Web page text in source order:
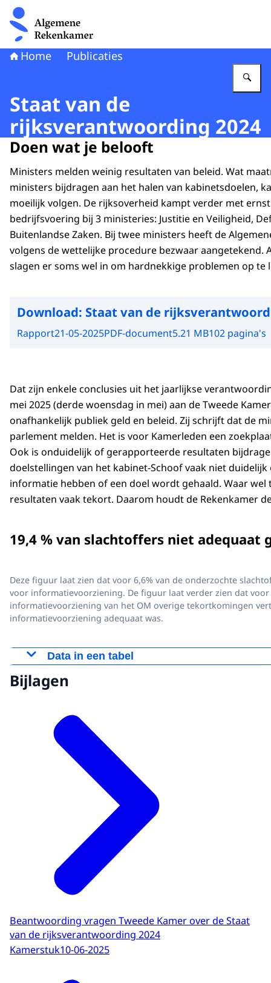
Naar de homepage van Algemene Rekenkamer
Home Publicaties
Staat van de
rijksverantwoording 2024
Doen wat je belooft
Ministers melden weinig resultaten van beleid. Wat
ministers bijdragen aan het halen van kabinetsdoelen,
moeilijk volgen. De rijksoverheid kampt verder met
bedrijfsvoering bij 3 ministeries: Justitie en Veiligheid,
Buitenlandse Zaken. Bij twee ministers heeft de
volgens de wettelijke procedure bezwaar aangetekend.
slagen er soms wel in om hardnekkige problemen op te
Download: Staat van de
Rapport21-05-2025PDF-document5.21 MB102 pagina's
Dat zijn enkele conclusies uit het jaarlijkse
mei 2025 (derde woensdag in mei) aan de Tweede
onafhankelijk publiek geld en beleid. Zij schrijft dat de
parlement melden. Het is voor Kamerleden een
Ook is onduidelijk of gerapporteerde resultaten
doelstellingen van het kabinet-Schoof vaak niet
informatie hebben of een doel wordt gehaald. Waar
resultaten vaak tekort. Daarom houdt de Rekenkamer
19,4 % van slachtoffers niet adequaat
Deze figuur laat zien dat voor 6,6% van de onderzochte
voor informatievoorziening. De figuur laat verder zien dat
informatievoorziening van het OM overige tekortkomingen
informatievoorziening adequaat was.
Data in een tabel
Overige tekortkomingen
Adequaat
Bijlagen
Beantwoording vragen Tweede Kamer over de Staat
van de rijksverantwoording 2024
Kamerstuk10-06-2025